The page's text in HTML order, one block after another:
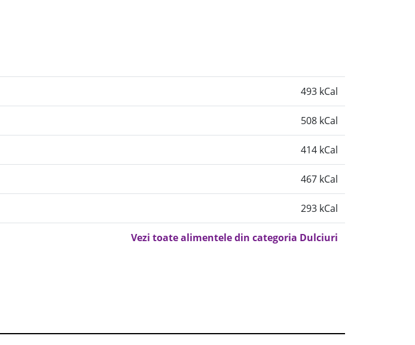
493 kCal
508 kCal
414 kCal
467 kCal
293 kCal
Vezi toate alimentele din categoria Dulciuri